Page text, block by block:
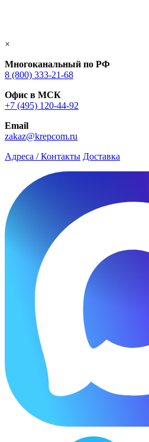
×
Многоканальный по РФ
8 (800) 333‑21-68
Офис в МСК
+7 (495) 120-44-92
Email
zakaz@krepcom.ru
Адреса / Контакты Доставка